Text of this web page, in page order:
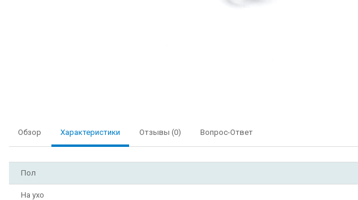
Обзор Характеристики Отзывы (0) Вопрос-Ответ
Пол
На ухо